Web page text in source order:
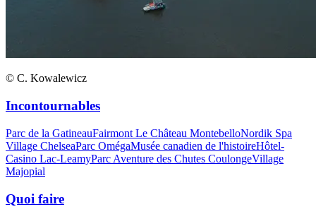
© C. Kowalewicz
Incontournables
Parc de la GatineauFairmont Le Château MontebelloNordik Spa
Village ChelseaParc OmégaMusée canadien de l'histoireHôtel-
Casino Lac-LeamyParc Aventure des Chutes CoulongeVillage
Majopial
Quoi faire